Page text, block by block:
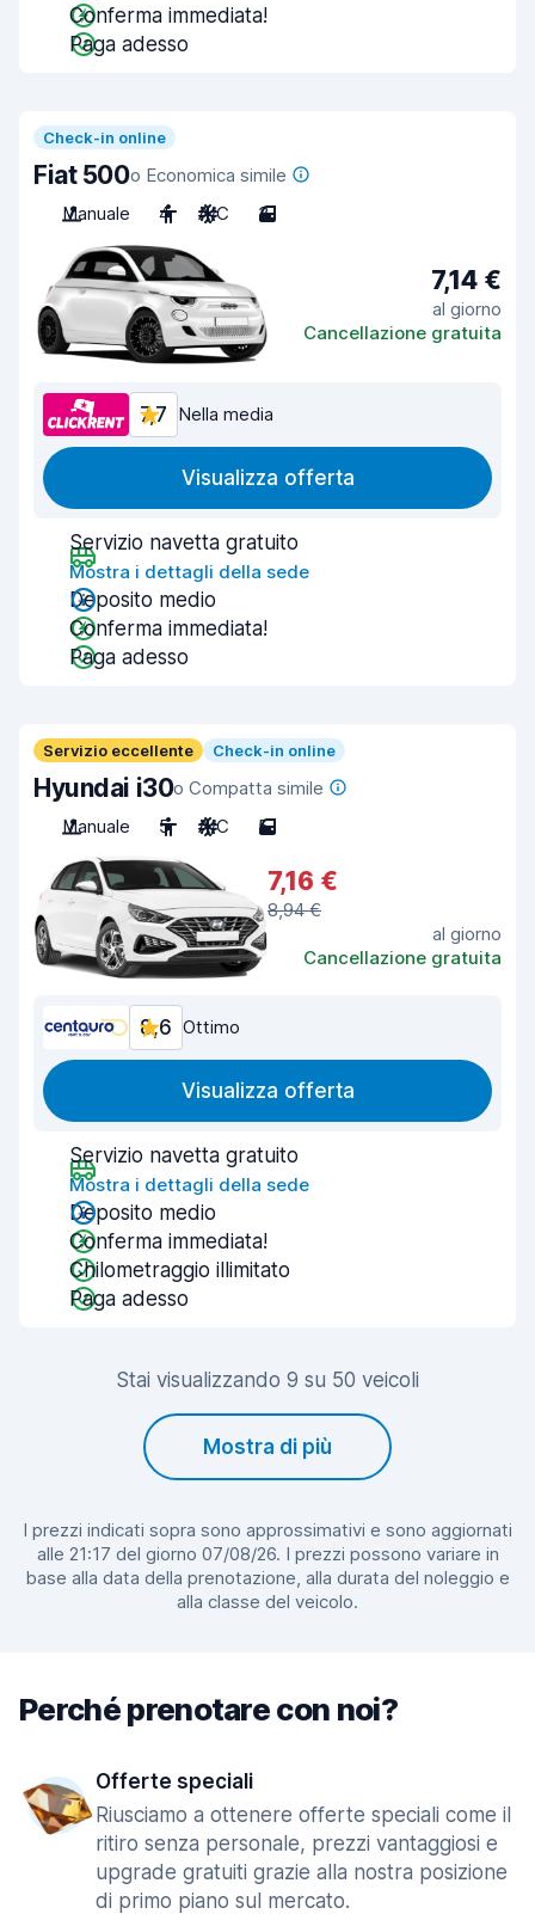
Conferma immediata!
Paga adesso
Check-in online
Fiat 500o Economica simile
Manuale
4 A/C 3
7,14 €
al giorno
Cancellazione gratuita
7,7 Nella media
Visualizza offerta
Servizio navetta gratuito
Mostra i dettagli della sede
Deposito medio
Conferma immediata!
Paga adesso
Servizio eccellente Check-in online
Hyundai i30o Compatta simile
Manuale
5 A/C 5
7,16 €
8,94 €
al giorno
Cancellazione gratuita
8,6 Ottimo
Visualizza offerta
Servizio navetta gratuito
Mostra i dettagli della sede
Deposito medio
Conferma immediata!
Chilometraggio illimitato
Paga adesso
Stai visualizzando 9 su 50 veicoli
Mostra di più
I prezzi indicati sopra sono approssimativi e sono aggiornati
alle 21:17 del giorno 07/08/26. I prezzi possono variare in
base alla data della prenotazione, alla durata del noleggio e
alla classe del veicolo.
Perché prenotare con noi?
Offerte speciali
Riusciamo a ottenere offerte speciali come il
ritiro senza personale, prezzi vantaggiosi e
upgrade gratuiti grazie alla nostra posizione
di primo piano sul mercato.